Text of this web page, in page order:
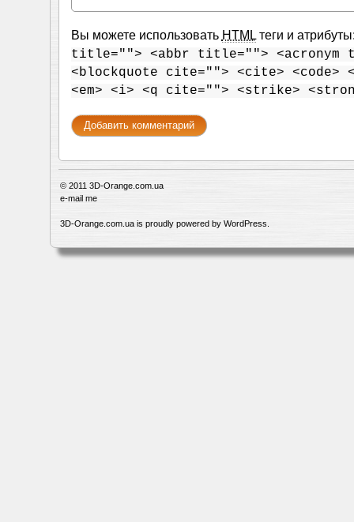
Вы можете использовать HTMLтеги и
title=""> <abbr title=""> <acronym
<blockquote cite=""> <cite> <code>
<em> <i> <q cite=""> <strike>
© 2011 3D-Orange.com.ua
e-mail me
3D-Orange.com.ua is proudly powered by WordPress